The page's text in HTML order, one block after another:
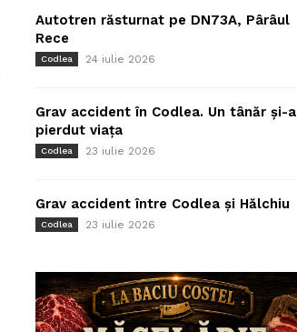
Autotren răsturnat pe DN73A, Pârâul
Rece
Codlea 24 iulie 2026
Grav accident în Codlea. Un tânăr și-a
pierdut viața
Codlea 23 iulie 2026
Grav accident între Codlea și Hălchiu
Codlea 23 iulie 2026